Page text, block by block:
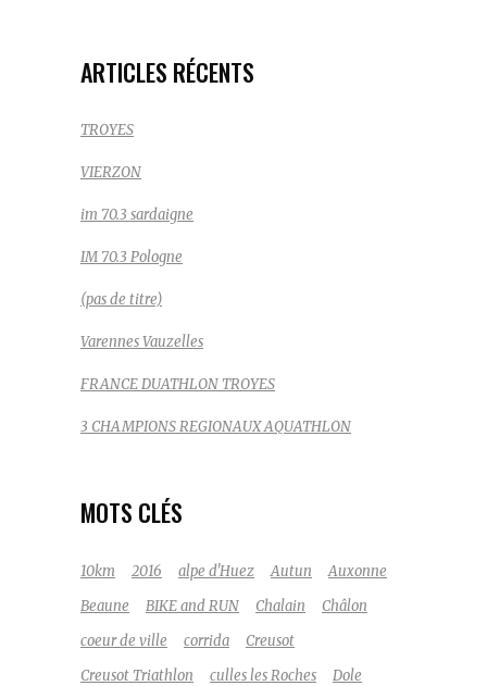
ARTICLES RÉCENTS
TROYES
VIERZON
im 70.3 sardaigne
IM 70.3 Pologne
(pas de titre)
Varennes Vauzelles
FRANCE DUATHLON TROYES
3 CHAMPIONS REGIONAUX AQUATHLON
MOTS CLÉS
10km 2016 alpe d'Huez Autun
Auxonne
Beaune
BIKE and RUN Chalain
Châlon
coeur de ville
corrida
Creusot
Creusot Triathlon
culles les Roches
Dole